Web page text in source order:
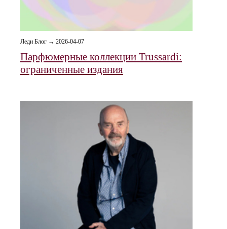
Леди Блог → 2026-04-07
Парфюмерные коллекции Trussardi:
ограниченные издания